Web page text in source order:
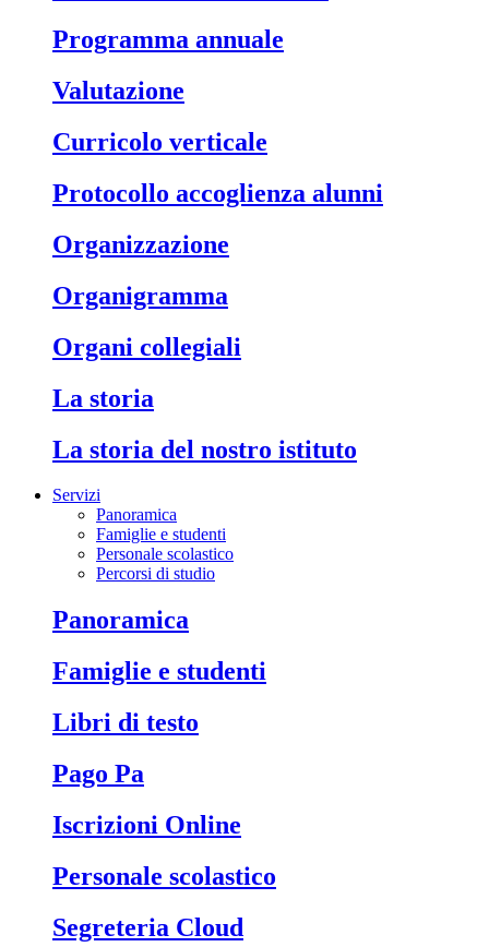
Programma annuale
Valutazione
Curricolo verticale
Protocollo accoglienza alunni
Organizzazione
Organigramma
Organi collegiali
La storia
La storia del nostro istituto
Servizi
Panoramica
Famiglie e studenti
Personale scolastico
Percorsi di studio
Panoramica
Famiglie e studenti
Libri di testo
Pago Pa
Iscrizioni Online
Personale scolastico
Segreteria Cloud